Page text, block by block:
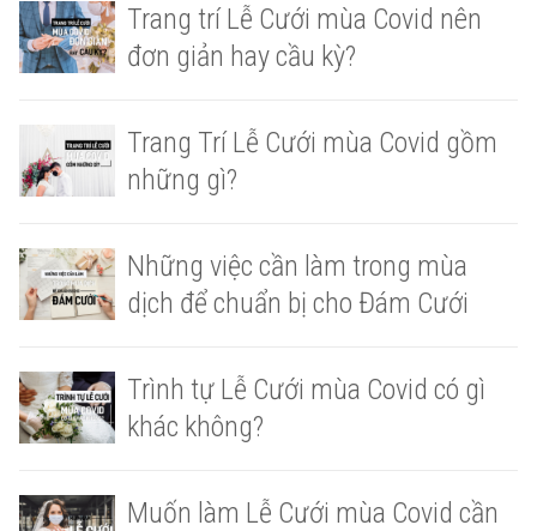
Trang trí Lễ Cưới mùa Covid nên
đơn giản hay cầu kỳ?
Trang Trí Lễ Cưới mùa Covid gồm
những gì?
Những việc cần làm trong mùa
dịch để chuẩn bị cho Đám Cưới
Trình tự Lễ Cưới mùa Covid có gì
khác không?
Muốn làm Lễ Cưới mùa Covid cần